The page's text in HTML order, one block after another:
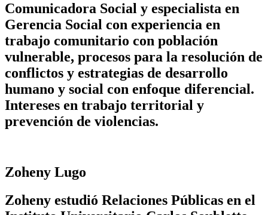
Comunicadora Social y especialista en
Gerencia Social con experiencia en
trabajo comunitario con población
vulnerable, procesos para la resolución de
conflictos y estrategias de desarrollo
humano y social con enfoque diferencial.
Intereses en trabajo territorial y
prevención de violencias.
Zoheny Lugo
Zoheny estudió Relaciones Públicas en el